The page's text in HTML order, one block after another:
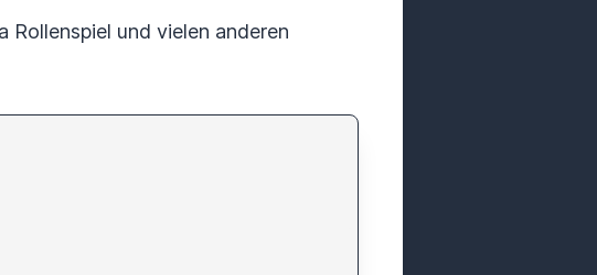
und vielen anderen